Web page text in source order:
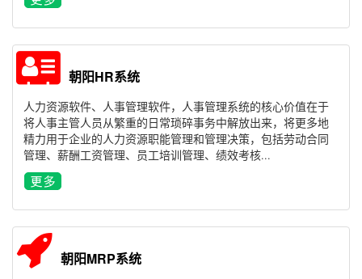
朝阳HR系统
人力资源软件、人事管理软件，人事管理系统的核心价值在于
将人事主管人员从繁重的日常琐碎事务中解放出来，将更多地
精力用于企业的人力资源职能管理和管理决策，包括劳动合同
管理、薪酬工资管理、员工培训管理、绩效考核...
朝阳MRP系统